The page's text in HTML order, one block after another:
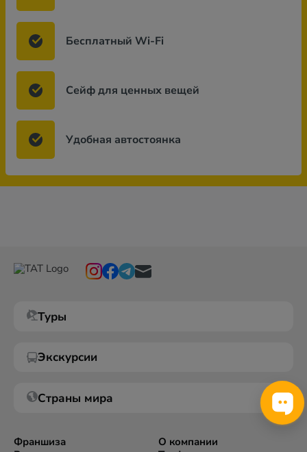
Бесплатный Wi-Fi
Сейф для ценных вещей
Удобная автостоянка
Туры
Экскурсии
Страны мира
Франшиза
О компании